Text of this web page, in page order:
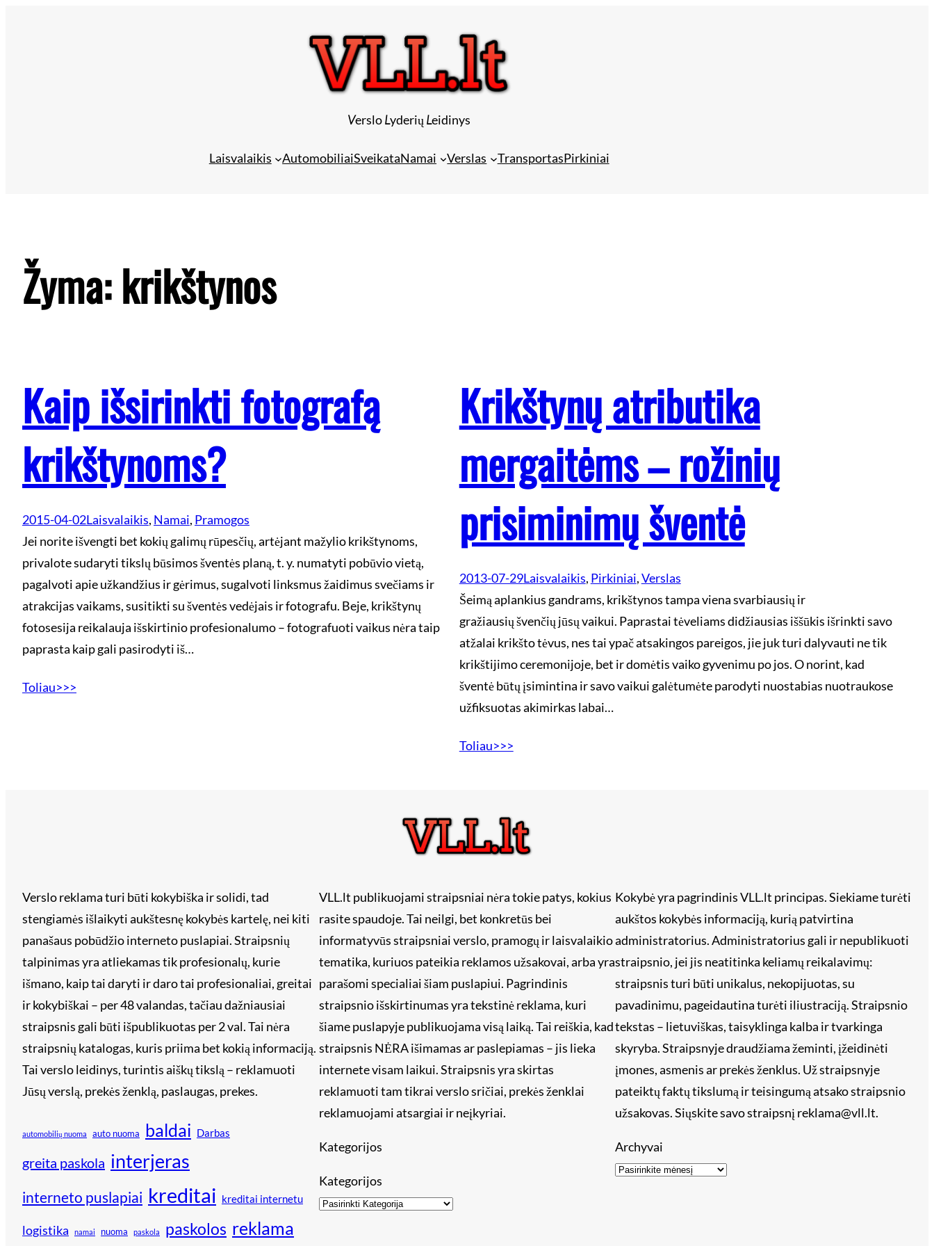
VersloLyderių Leidinys
Laisvalaikis AutomobiliaiSveikataNamai Verslas TransportasPirkiniai
Žyma:krikštynos
Kaip išsirinkti fotografą
krikštynoms?
2015-04-02Laisvalaikis, Namai, Pramogos
Jei norite išvengti bet kokių galimų rūpesčių, artėjant mažylio krikštynoms,
privalote sudaryti tikslų būsimos šventės planą, t. y. numatyti pobūvio vietą,
pagalvoti apie užkandžius ir gėrimus, sugalvoti linksmus žaidimus svečiams ir
atrakcijas vaikams, susitikti su šventės vedėjais ir fotografu. Beje, krikštynų
fotosesija reikalauja išskirtinio profesionalumo – fotografuoti vaikus nėra taip
paprasta kaip gali pasirodyti iš…
Toliau>>>
Krikštynų atributika
mergaitėms – rožinių
prisiminimų šventė
2013-07-29Laisvalaikis, Pirkiniai, Verslas
Šeimą aplankius gandrams, krikštynos tampa viena svarbiausių ir
gražiausių švenčių jūsų vaikui. Paprastai tėveliams didžiausias iššūkis išrinkti savo
atžalai krikšto tėvus, nes tai ypač atsakingos pareigos, jie juk turi dalyvauti ne tik
krikštijimo ceremonijoje, bet ir domėtis vaiko gyvenimu po jos. O norint, kad
šventė būtų įsimintina ir savo vaikui galėtumėte parodyti nuostabias nuotraukose
užfiksuotas akimirkas labai…
Toliau>>>
Verslo reklama turi būti kokybiška ir solidi, tad
stengiamės išlaikyti aukštesnę kokybės kartelę, nei kiti
panašaus pobūdžio interneto puslapiai. Straipsnių
talpinimas yra atliekamas tik profesionalų, kurie
išmano, kaip tai daryti ir daro tai profesionaliai, greitai
ir kokybiškai – per 48 valandas, tačiau dažniausiai
straipsnis gali būti išpublikuotas per 2 val. Tai nėra
straipsnių katalogas, kuris priima bet kokią informaciją.
Tai verslo leidinys, turintis aiškų tikslą – reklamuoti
Jūsų verslą, prekės ženklą, paslaugas, prekes.
automobilių nuoma auto nuoma baldai Darbas
greita paskola interjeras
interneto puslapiai kreditai kreditai internetu
logistika namai nuoma paskola paskolos reklama
VLL.lt publikuojami straipsniai nėra tokie patys, kokius
rasite spaudoje. Tai neilgi, bet konkretūs bei
informatyvūs straipsniai verslo, pramogų ir laisvalaikio
tematika, kuriuos pateikia reklamos užsakovai, arba yra
parašomi specialiai šiam puslapiui. Pagrindinis
straipsnio išskirtinumas yra tekstinė reklama, kuri
šiame puslapyje publikuojama visą laiką. Tai reiškia, kad
straipsnis NĖRA išimamas ar paslepiamas – jis lieka
internete visam laikui. Straipsnis yra skirtas
reklamuoti tam tikrai verslo sričiai, prekės ženklai
reklamuojami atsargiai ir neįkyriai.
Kategorijos
Kategorijos
Kokybė yra pagrindinis VLL.lt principas. Siekiame turėti
aukštos kokybės informaciją, kurią patvirtina
administratorius. Administratorius gali ir nepublikuoti
straipsnio, jei jis neatitinka keliamų reikalavimų:
straipsnis turi būti unikalus, nekopijuotas, su
pavadinimu, pageidautina turėti iliustraciją. Straipsnio
tekstas – lietuviškas, taisyklinga kalba ir tvarkinga
skyryba. Straipsnyje draudžiama žeminti, įžeidinėti
įmones, asmenis ar prekės ženklus. Už straipsnyje
pateiktų faktų tikslumą ir teisingumą atsako straipsnio
užsakovas. Siųskite savo straipsnį reklama@vll.lt.
Archyvai